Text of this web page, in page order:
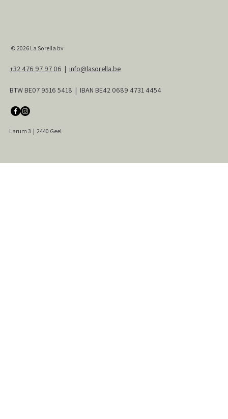
© 2026 La Sorella bv
Larum 3 | 2440 Geel
+32 476 97 97 06 | info@lasorella.be
BTW BE07 9516 5418 | IBAN BE42 0689 4731 4454